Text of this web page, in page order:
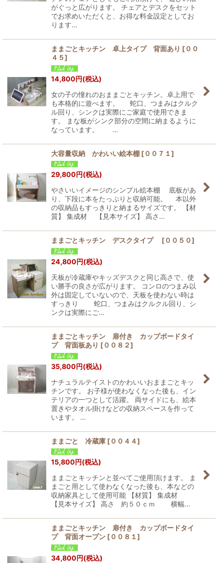
がぐっと広がります。 チェアとデスクをセット
でお求めいただくと、お得な料金設定としてお
ります…
ままごとキッチン 卓上タイプ 背面あり [００
４５]
14,800円(税込)
女の子の憧れのおままごとキッチン。卓上用で
も本格的に遊べます。 蛇口、つまみはクルク
ル回り、シンクは実際にご家庭で使用できま
す。 まな板がシンク部分の空間に納まるように
なっています。 …
大容量収納 かわいい絵本棚 [００７１]
29,800円(税込)
やさいいイメージのシンプル絵本棚 底板があ
り、下段に本をたっぷりと収納可能。 本以外
の収納品もすっきりと納まるサイズです。 【材
質】 集成材 【見本サイズ】 高さ…
ままごとキッチン デスクタイプ [００５０]
24,800円(税込)
天板が冷蔵庫やキッズデスクと同じ高さで、使
い勝手の良さが広がります。 コンロのつまみ以
外は固定していないので、天板を使わない時は
すっきり 蛇口、つまみはクルクル回り、シ
ンクは実際にご…
ままごとキッチン 扉付き カップボードタイ
プ 背面板あり [００８２]
35,800円(税込)
ナチュラルテイストのかわいいおままごとキッ
チンです。 お子様が使わなくなった後も、イン
テリアの一つとして活躍。 両サイドにも、絵本
置きやタオル掛けなどの収納スペースを作って
います。 …
ままごと 冷蔵庫 [００４４]
15,800円(税込)
ままごとキッチンと並べてご使用頂けます。 ま
まごと用として使わなくなった後も、本などの
収納家具として使用可能 【材質】 集成材
【見本サイズ】 高さ 約５０ｃｍ 横幅…
ままごとキッチン 扉付き カップボードタイ
プ 背面オープン [００８１]
34,800円(税込)